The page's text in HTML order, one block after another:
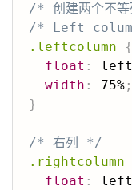
/* 创建两个不
/* Left
.leftcolumn
{
float : left
width : 75% ;
}
/* 右列 */
.rightcolumn
float : left